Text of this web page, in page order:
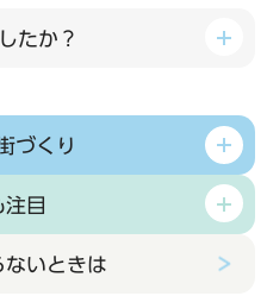
たか？
づくり
注目
いときは